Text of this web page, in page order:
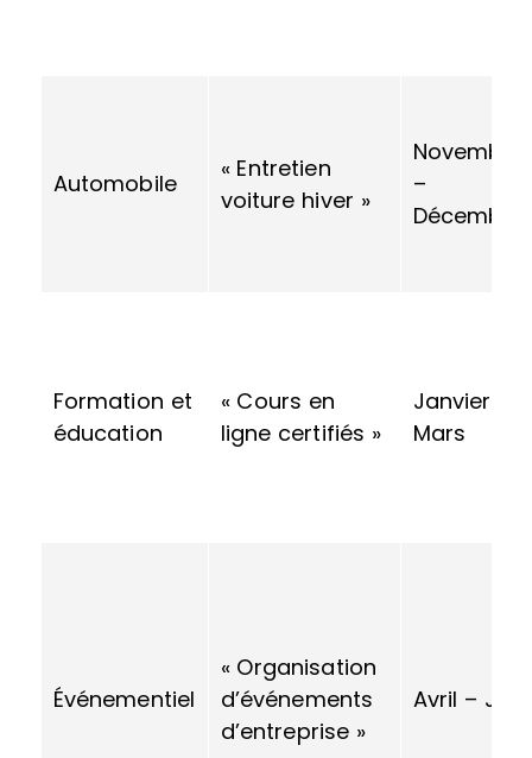
Automobile
« Entretien
voiture hiver »
Novembre
–
Décembre
Formation et
éducation
« Cours en
ligne certifiés »
Janvier –
Mars
Événementiel
« Organisation
d’événements
d’entreprise »
Avril – Juin